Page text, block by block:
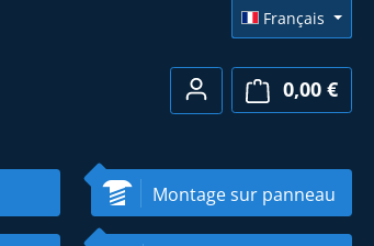
Français
0,00 €Le
Montage sur panneau